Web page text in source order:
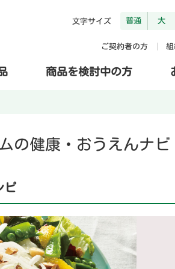
文字サイズ 普通 大
ご契約者の方 組
商品を検討中の方
の健康・おうえんナビ
ピ